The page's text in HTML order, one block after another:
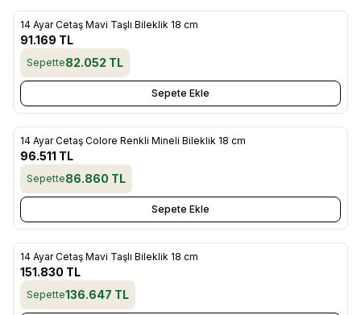
Yeni
Favorilere Ekle
14 Ayar Cetaş Mavi Taşlı Bileklik 18 cm
91.169 TL
Sepette82.052 TL
Sepete Ekle
Yeni
Favorilere Ekle
14 Ayar Cetaş Colore Renkli Mineli Bileklik 18 cm
96.511 TL
Sepette86.860 TL
Sepete Ekle
Yeni
Favorilere Ekle
14 Ayar Cetaş Mavi Taşlı Bileklik 18 cm
151.830 TL
Sepette136.647 TL